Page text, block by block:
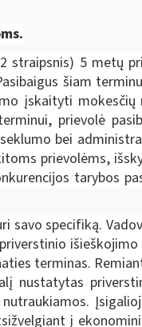
straipsnis) 5 metų
šiam
įskaityti
prievolė
bei
prievolėms,
tarybos
specifiką.
terminas.
nustatytas
į